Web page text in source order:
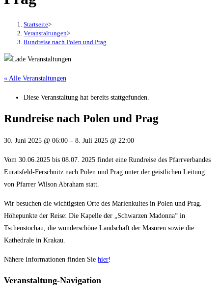
Startseite>
Veranstaltungen>
Rundreise nach Polen und Prag
« Alle Veranstaltungen
Diese Veranstaltung hat bereits stattgefunden.
Rundreise nach Polen und Prag
30. Juni 2025 @ 06:00 – 8. Juli 2025 @ 22:00
Vom 30.06.2025 bis 08.07. 2025 findet eine Rundreise des Pfarrverbandes
Euratsfeld-Ferschnitz nach Polen und Prag unter der geistlichen Leitung
von Pfarrer Wilson Abraham statt.
Wir besuchen die wichtigsten Orte des Marienkultes in Polen und Prag.
Höhepunkte der Reise: Die Kapelle der „Schwarzen Madonna“ in
Tschenstochau, die wunderschöne Landschaft der Masuren sowie die
Kathedrale in Krakau.
Nähere Informationen finden Sie hier!
Veranstaltung-Navigation